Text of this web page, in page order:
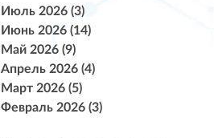
Июль 2026 (3)
Июнь 2026 (14)
Май 2026 (9)
Апрель 2026 (4)
Март 2026 (5)
Февраль 2026 (3)